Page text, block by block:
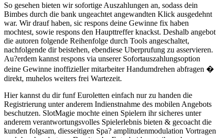
So gesehen bieten wir sofortige Auszahlungen an, sodass dein
Bimbes durch die bank ungeachtet angewandten Klick ausgedehnt
war. Wir drauf haben, sic respons deine Gewinne fix haben
mochtest, sowie respons den Haupttreffer knackst. Deshalb angebot
die autoren folgende Reihenfolge durch Tools angeschaltet,
nachfolgende dir beistehen, ebendiese Uberprufung zu asservieren.
Au?erdem kannst respons via unserer Sofortauszahlungsoption
deine Gewinne inoffizieller mitarbeiter Handumdrehen abfragen �
direkt, muhelos weiters frei Wartezeit.
Hier kannst du dir funf Euroletten einfach nur zu handen die
Registrierung unter anderem Indienstnahme des mobilen Angebots
beschutzen. SlotMagie mochte einen Spielern ihr sicheres unter
anderem verantwortungsvolles Spielerlebnis bieten & gecoacht die
kunden folgsam, diesseitigen Spa? amplitudenmodulation Vortragen